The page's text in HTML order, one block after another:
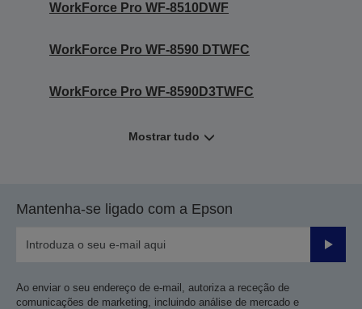
WorkForce Pro WF-8510DWF
WorkForce Pro WF-8590 DTWFC
WorkForce Pro WF-8590D3TWFC
Mostrar tudo
Mantenha-se ligado com a Epson
Enviar
Ao enviar o seu endereço de e-mail, autoriza a receção de
comunicações de marketing, incluindo análise de mercado e